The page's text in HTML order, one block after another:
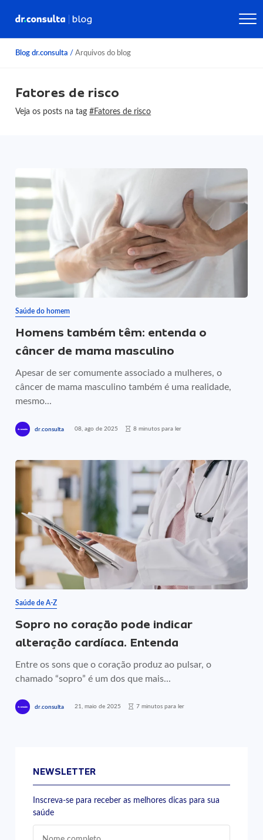
Blog dr.consulta / Arquivos do blog
Fatores de risco
Veja os posts na tag#Fatores de risco
Saúde do homem
Homens também têm: entenda o
câncer de mama masculino
Apesar de ser comumente associado a mulheres, o
câncer de mama masculino também é uma realidade,
mesmo...
dr.consulta 08, ago de 2025 8 minutos para ler
Saúde de A-Z
Sopro no coração pode indicar
alteração cardíaca. Entenda
Entre os sons que o coração produz ao pulsar, o
chamado “sopro” é um dos que mais...
dr.consulta 21, maio de 2025 7 minutos para ler
NEWSLETTER
Inscreva-se para receber as melhores dicas para sua
saúde